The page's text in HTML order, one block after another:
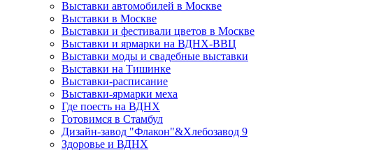
Выставки автомобилей в Москве
Выставки в Москве
Выставки и фестивали цветов в Москве
Выставки и ярмарки на ВДНХ-ВВЦ
Выставки моды и свадебные выставки
Выставки на Тишинке
Выставки-расписание
Выставки-ярмарки меха
Где поесть на ВДНХ
Готовимся в Стамбул
Дизайн-завод "Флакон"&Хлебозавод 9
Здоровье и ВДНХ